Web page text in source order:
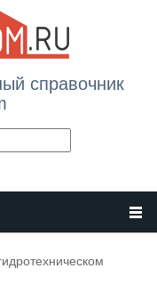
справочник